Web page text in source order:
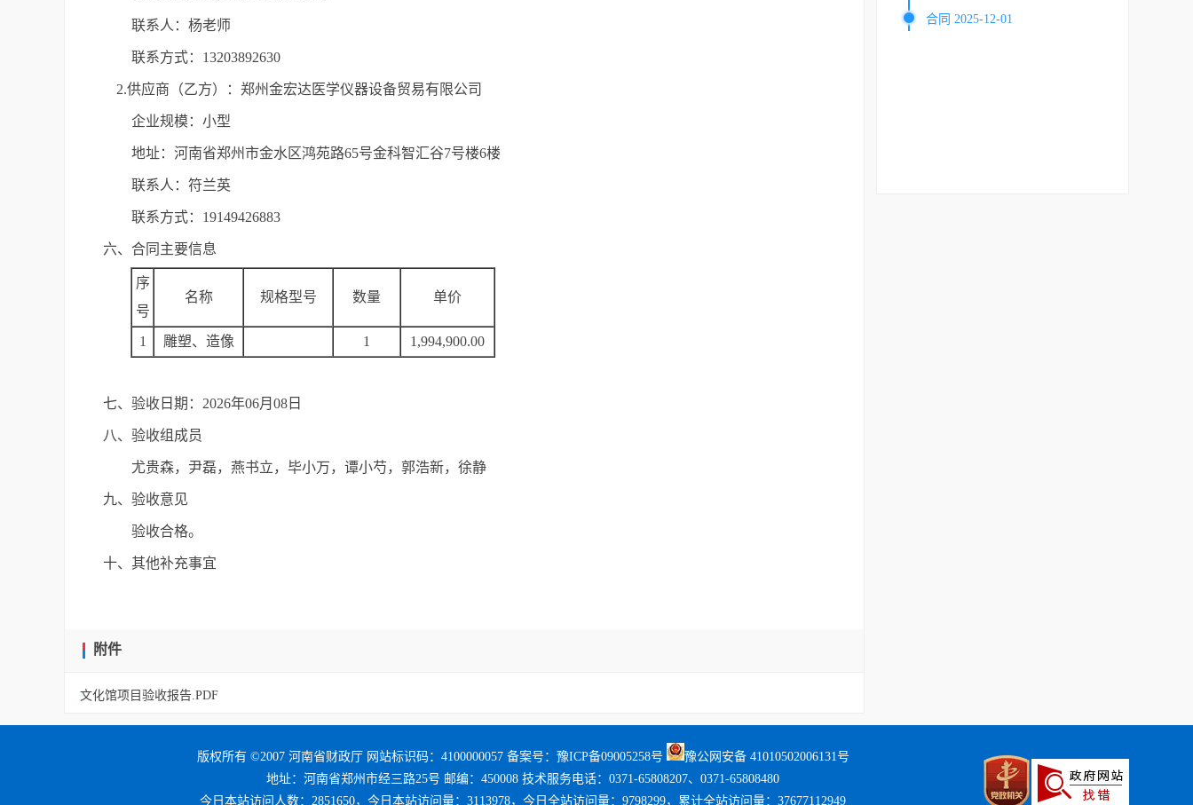
联系人：杨老师
联系方式：13203892630
2.供应商（乙方）：郑州金宏达医学仪器设备贸易有限公司
企业规模：小型
地址：河南省郑州市金水区鸿苑路65号金科智汇谷7号楼6楼
联系人：符兰英
联系方式：19149426883
六、合同主要信息
序
号
名称 规格型号 数量 单价
1 雕塑、造像 1 1,994,900.00
七、验收日期：2026年06月08日
八、验收组成员
尤贵森，尹磊，燕书立，毕小万，谭小芍，郭浩新，徐静
九、验收意见
验收合格。
十、其他补充事宜
附件
文化馆项目验收报告.PDF
合同 2025-12-01
版权所有 ©2007 河南省财政厅 网站标识码：4100000057 备案号： 豫ICP备09005258号
豫公网安备 41010502006131号
地址：河南省郑州市经三路25号 邮编：450008 技术服务电话：0371-65808207、0371-65808480
今日本站访问人数：2851650，今日本站访问量：3113978，今日全站访问量：9798299，累计全站访问量：37677112949